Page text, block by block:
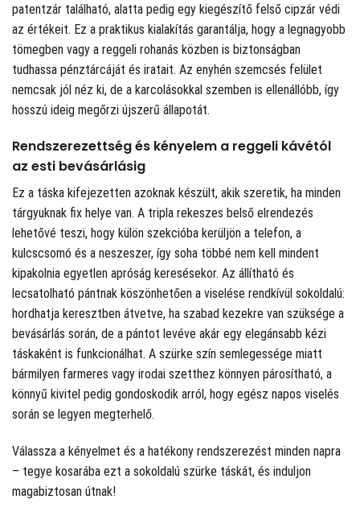
patentzár található, alatta pedig egy kiegészítő felső cipzár védi
az értékeit. Ez a praktikus kialakítás garantálja, hogy a legnagyobb
tömegben vagy a reggeli rohanás közben is biztonságban
tudhassa pénztárcáját és iratait. Az enyhén szemcsés felület
nemcsak jól néz ki, de a karcolásokkal szemben is ellenállóbb, így
hosszú ideig megőrzi újszerű állapotát.
Rendszerezettség és kényelem a reggeli kávétól
az esti bevásárlásig
Ez a táska kifejezetten azoknak készült, akik szeretik, ha minden
tárgyuknak fix helye van. A tripla rekeszes belső elrendezés
lehetővé teszi, hogy külön szekcióba kerüljön a telefon, a
kulcscsomó és a neszeszer, így soha többé nem kell mindent
kipakolnia egyetlen apróság keresésekor. Az állítható és
lecsatolható pántnak köszönhetően a viselése rendkívül sokoldalú:
hordhatja keresztben átvetve, ha szabad kezekre van szüksége a
bevásárlás során, de a pántot levéve akár egy elegánsabb kézi
táskaként is funkcionálhat. A szürke szín semlegessége miatt
bármilyen farmeres vagy irodai szetthez könnyen párosítható, a
könnyű kivitel pedig gondoskodik arról, hogy egész napos viselés
során se legyen megterhelő.
Válassza a kényelmet és a hatékony rendszerezést minden napra
– tegye kosarába ezt a sokoldalú szürke táskát, és induljon
magabiztosan útnak!